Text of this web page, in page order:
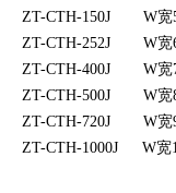
ZT-CTH-150J W宽
ZT-CTH-252J W宽
ZT-CTH-400J W宽
ZT-CTH-500J W宽
ZT-CTH-720J W宽
ZT-CTH-1000J W宽